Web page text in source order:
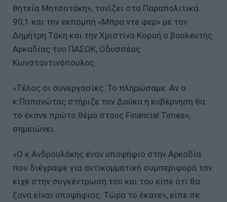
θητεία Μητσοτάκη», τονίζει στα Παραπολιτικά
90,1 και την εκπομπή «Μπρα ντε φερ» με τον
Δημήτρη Τάκη και την Χριστίνα Κοραή ο βουλευτής
Αρκαδίας του ΠΑΣΟΚ, Οδυσσέας
Κωνσταντινόπουλος.
«Τέλος οι συνεργασίες. Το πληρώσαμε. Αν ο
κ.Παπανώτας στήριζε τον Δούκα η κυβέρνηση θα
το έκανε πρώτο θέμα στους Financial Times»,
σημειώνει.
«Ο κ.Ανδρουλάκης έναν υποψήφιο στην Αρκαδία
που διέγραψε για αντικομματική συμπεριφορά τον
είχε στην συγκέντρωση του και του είπε ότι θα
ξανα είναι υποψήφιος. Τώρα το έκανε», είπε σε